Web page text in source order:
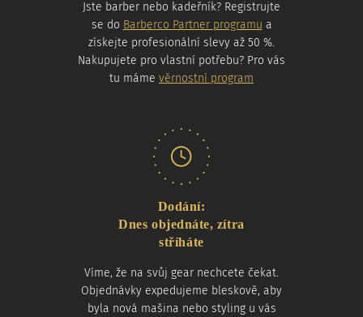
Jste barber nebo kadeřník? Registrujte
se do Barberco Partner programu a
získejte profesionální slevy až 50 %.
Nakupujete pro vlastní potřebu? Pro vás
tu máme věrnostní program
Dodání:
Dnes objednáte, zítra
stříháte
Víme, že na svůj gear nechcete čekat.
Objednávky expedujeme bleskově, aby
byla nová mašina nebo styling u vás